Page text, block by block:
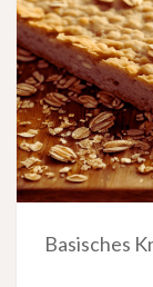
Basisches